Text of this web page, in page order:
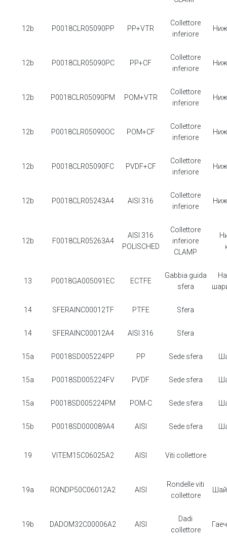
12b P0018CLR05090PP PP+VTR
Collettore
inferiore
12b P0018CLR05090PC PP+CF
Collettore
inferiore
12b P0018CLR05090PM POM+VTR
Collettore
inferiore
12b P0018CLR05090OC POM+CF
Collettore
inferiore
12b P0018CLR05090FC PVDF+CF
Collettore
inferiore
12b P0018CLR05243A4 AISI 316
Collettore
inferiore
12b F0018CLR05263A4
AISI 316
POLISCHED
Collettore
inferiore
CLAMP
13 P0018GA005091EC ECTFE
Gabbia guida
sfera
14 SFERAINC00012TF PTFE Sfera
14 SFERAINC00012A4 AISI 316 Sfera
15a P0018SD005224PP PP Sede sfera
15a P0018SD005224FV PVDF Sede sfera
15a P0018SD005224PM POM-C Sede sfera
15b P0018SD000089A4 AISI Sede sfera
19 VITEM15C06025A2 AISI Viti collettore
19a RONDP50C06012A2 AISI
Rondelle viti
collettore
19b DADOM32C00006A2 AISI
Dadi
collettore